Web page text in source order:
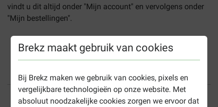
Brekz maakt gebruik van cookies
Bij Brekz maken we gebruik van cookies, pixels en
vergelijkbare technologieën op onze website. Met
absoluut noodzakelijke cookies zorgen we ervoor dat
vindt u dit altijd onder "Mijn account" en vervolgens onder
"Mijn bestellingen".
Tot 40% goedkoper Veilig betalen